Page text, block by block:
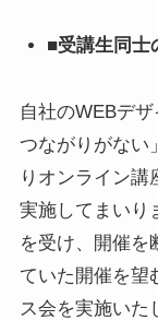
■受講生同士
自社のWEBデ
つながりがない
りオンライン講
実施してまいり
を受け、開催を
ていた開催を望
ス会を実施いた